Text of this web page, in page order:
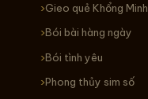
Gieo quẻ Khổng Minh
Bói bài hàng ngày
Bói tình yêu
Phong thủy sim số